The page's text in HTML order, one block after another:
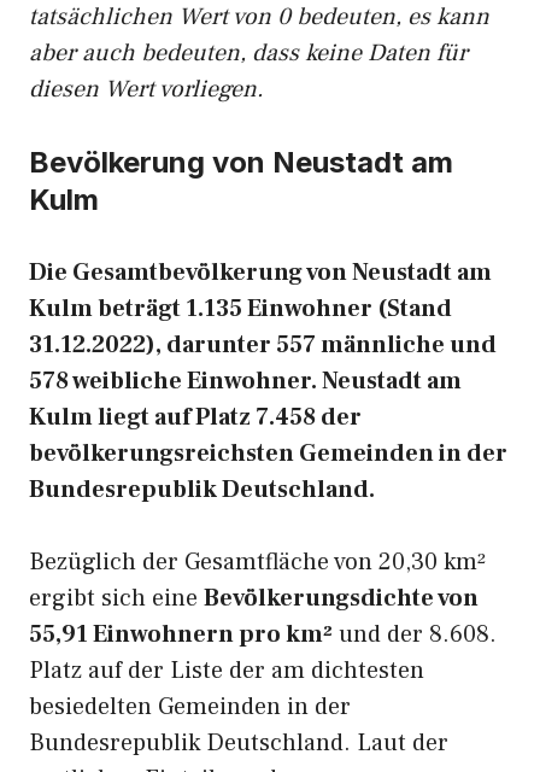
tatsächlichen Wert von 0 bedeuten, es kann
aber auch bedeuten, dass keine Daten für
diesen Wert vorliegen.
Bevölkerung von Neustadt am
Kulm
Die Gesamtbevölkerung von Neustadt am
Kulm beträgt 1.135 Einwohner (Stand
31.12.2022), darunter 557 männliche und
578 weibliche Einwohner. Neustadt am
Kulm liegt auf Platz 7.458 der
bevölkerungsreichsten Gemeinden in der
Bundesrepublik Deutschland.
Bezüglich der Gesamtfläche von 20,30 km²
ergibt sich eine Bevölkerungsdichte von
55,91 Einwohnern pro km² und der 8.608.
Platz auf der Liste der am dichtesten
besiedelten Gemeinden in der
Bundesrepublik Deutschland. Laut der